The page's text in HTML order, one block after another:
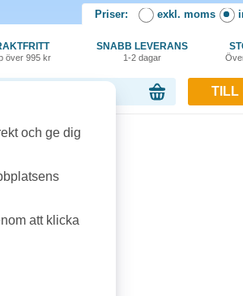
Priser: exkl. moms
över 995 kr
SNABB LEVERANS
1-2 dagar
TILL
Clean Linen
och ge dig
att klicka